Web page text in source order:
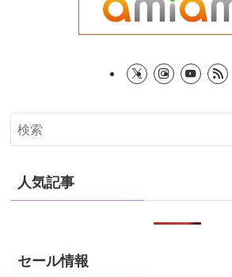
人気記事
セール情報